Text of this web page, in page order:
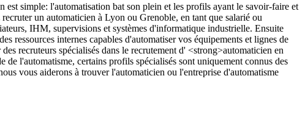
simple: l'automatisation bat son plein et les profils ayant le savoir-faire et
un automaticien à Lyon ou Grenoble, en tant que salarié ou
IHM, supervisions et systèmes d'informatique industrielle. Ensuite
ressources internes capables d'automatiser vos équipements et lignes de
recruteurs spécialisés dans le recrutement d' <strong>automaticien en
l'automatisme, certains profils spécialisés sont uniquement connus des
vous aiderons à trouver l'automaticien ou l'entreprise d'automatisme